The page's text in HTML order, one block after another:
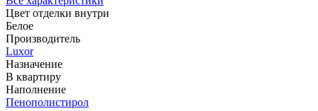
Цвет отделки внутри
Белое
Производитель
Luxor
Назначение
В квартиру
Наполнение
Пенополистирол